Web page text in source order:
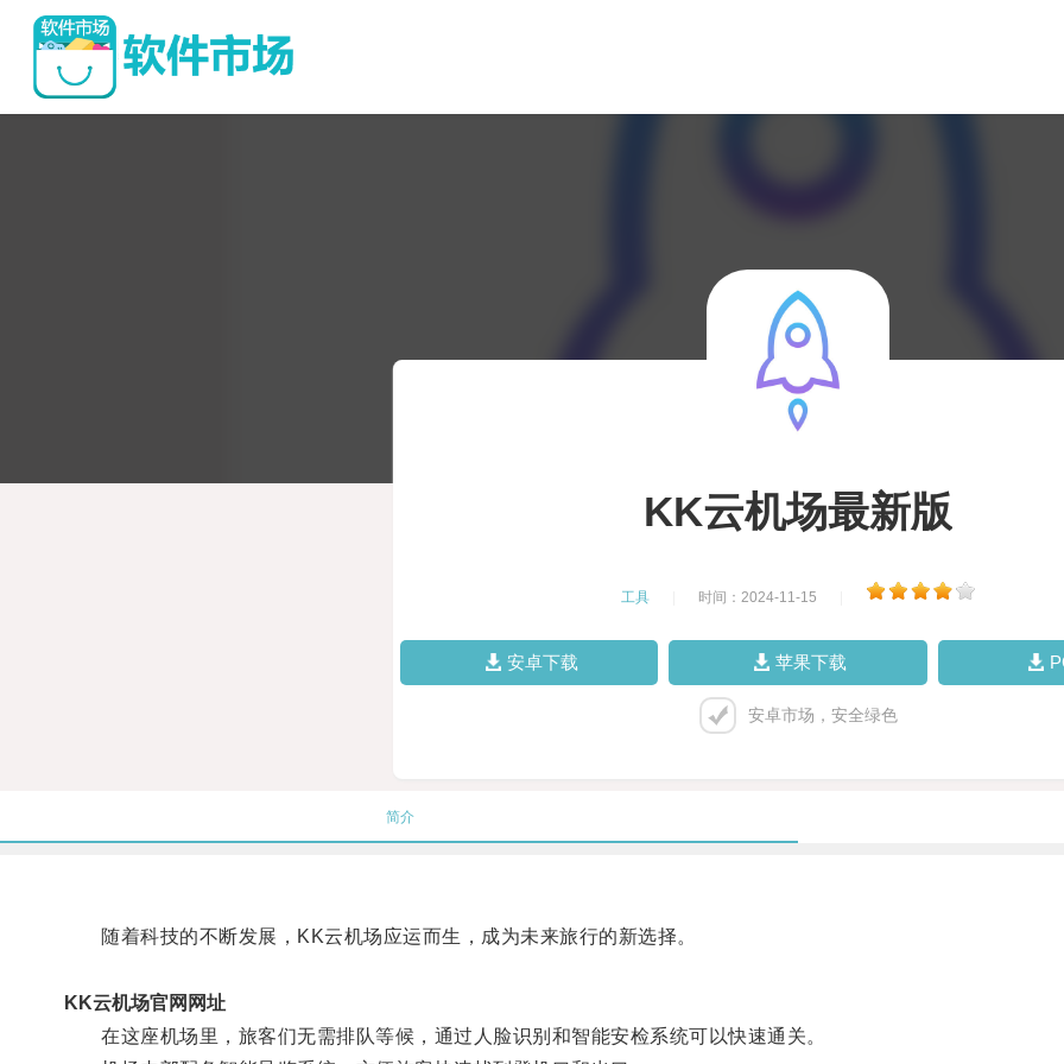
KK云机场最新版
工具 时间：2024-11-15
安卓下载 苹果下载
安卓市场，安全绿色
简介
随着科技的不断发展，KK云机场应运而生，成为未来旅行的新选择。
KK云机场官网网址
在这座机场里，旅客们无需排队等候，通过人脸识别和智能安检系统可以快速通关。